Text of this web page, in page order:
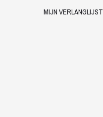
MIJN VERLANGLIJST